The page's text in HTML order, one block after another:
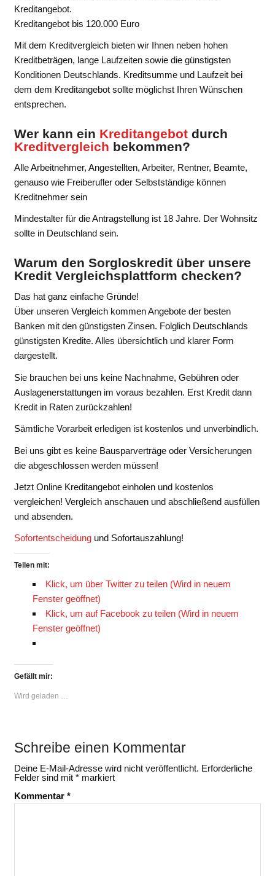
Kreditangebot.
Kreditangebot bis 120.000 Euro
Mit dem Kreditvergleich bieten wir Ihnen neben hohen
Kreditbeträgen, lange Laufzeiten sowie die günstigsten
Konditionen Deutschlands. Kreditsumme und Laufzeit bei
dem dem Kreditangebot sollte möglichst Ihren Wünschen
entsprechen.
Wer kann ein Kreditangebotdurch
Kreditvergleich bekommen?
Alle Arbeitnehmer, Angestellten, Arbeiter, Rentner, Beamte,
genauso wie Freiberufler oder Selbstständige können
Kreditnehmer sein
Mindestalter für die Antragstellung ist 18 Jahre. Der Wohnsitz
sollte in Deutschland sein.
Warum den Sorgloskredit über unsere
Kredit Vergleichsplattform checken?
Das hat ganz einfache Gründe!
Über unseren Vergleich kommen Angebote der besten
Banken mit den günstigsten Zinsen. Folglich Deutschlands
günstigsten Kredite. Alles übersichtlich und klarer Form
dargestellt.
Sie brauchen bei uns keine Nachnahme, Gebühren oder
Auslagenerstattungen im voraus bezahlen. Erst Kredit dann
Kredit in Raten zurückzahlen!
Sämtliche Vorarbeit erledigen ist kostenlos und unverbindlich.
Bei uns gibt es keine Bausparverträge oder Versicherungen
die abgeschlossen werden müssen!
Jetzt Online Kreditangebot einholen und kostenlos
vergleichen! Vergleich anschauen und abschließend ausfüllen
und absenden.
Sofortentscheidungund Sofortauszahlung!
Teilen mit:
Klick, um über Twitter zu teilen (Wird in neuem
Fenster geöffnet)
Klick, um auf Facebook zu teilen (Wird in neuem
Fenster geöffnet)
Gefällt mir:
Wird geladen …
Schreibe einen Kommentar
Deine E-Mail-Adresse wird nicht veröffentlicht. Erforderliche
Felder sind mit *markiert
Kommentar *